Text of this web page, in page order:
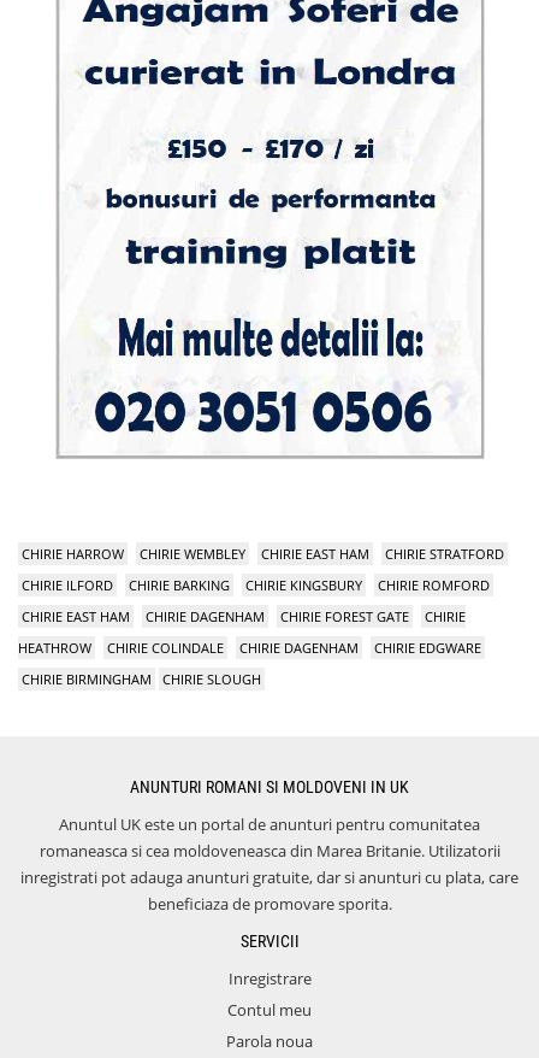
CHIRIE HARROW CHIRIE WEMBLEY CHIRIE EAST HAM
CHIRIE STRATFORD
CHIRIE ILFORD
CHIRIE BARKING CHIRIE KINGSBURY
CHIRIE ROMFORD
CHIRIE EAST HAM
CHIRIE DAGENHAM CHIRIE FOREST GATE
CHIRIE
HEATHROW
CHIRIE COLINDALE CHIRIE DAGENHAM
CHIRIE EDGWARE
CHIRIE BIRMINGHAM
CHIRIE SLOUGH
ANUNTURI ROMANI SI MOLDOVENI IN UK
Anuntul UK este un portal de anunturi pentru comunitatea
romaneasca si cea moldoveneasca din Marea Britanie. Utilizatorii
inregistrati pot adauga anunturi gratuite, dar si anunturi cu plata, care
beneficiaza de promovare sporita.
SERVICII
Inregistrare
Contul meu
Parola noua